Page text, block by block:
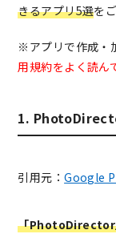
きるアプリ5選を
※アプリで作成・
用規約をよく読ん
1.
引用元：Google
「